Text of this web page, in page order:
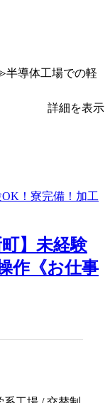
導体工場での軽
詳細を表示
】未経験
作《お仕事